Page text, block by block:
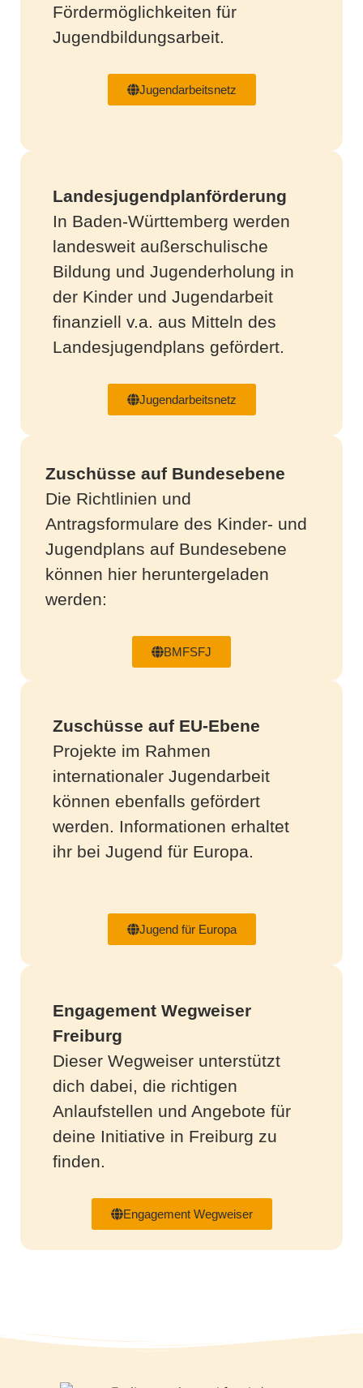
Fördermöglichkeiten für
Jugendbildungsarbeit.
Jugendarbeitsnetz
Landesjugendplanförderung
In Baden-Württemberg werden
landesweit außerschulische
Bildung und Jugenderholung in
der Kinder und Jugendarbeit
finanziell v.a. aus Mitteln des
Landesjugendplans gefördert.
Jugendarbeitsnetz
Zuschüsse auf Bundesebene
Die Richtlinien und
Antragsformulare des Kinder- und
Jugendplans auf Bundesebene
können hier heruntergeladen
werden:
BMFSFJ
Zuschüsse auf EU-Ebene
Projekte im Rahmen
internationaler Jugendarbeit
können ebenfalls gefördert
werden. Informationen erhaltet
ihr bei Jugend für Europa.
Jugend für Europa
Engagement Wegweiser
Freiburg
Dieser Wegweiser unterstützt
dich dabei, die richtigen
Anlaufstellen und Angebote für
deine Initiative in Freiburg zu
finden.
Engagement Wegweiser